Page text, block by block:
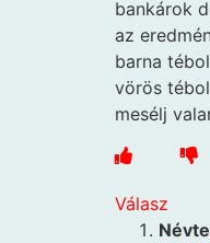
bankárok
az
barna
vörös
mesélj
Válasz